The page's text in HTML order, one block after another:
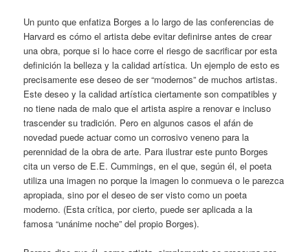
Un punto que enfatiza Borges a lo largo de las conferencias de
Harvard es cómo el artista debe evitar definirse antes de crear
una obra, porque si lo hace corre el riesgo de sacrificar por esta
definición la belleza y la calidad artística. Un ejemplo de esto es
precisamente ese deseo de ser “modernos” de muchos artistas.
Este deseo y la calidad artística ciertamente son compatibles y
no tiene nada de malo que el artista aspire a renovar e incluso
trascender su tradición. Pero en algunos casos el afán de
novedad puede actuar como un corrosivo veneno para la
perennidad de la obra de arte. Para ilustrar este punto Borges
cita un verso de E.E. Cummings, en el que, según él, el poeta
utiliza una imagen no porque la imagen lo conmueva o le parezca
apropiada, sino por el deseo de ser visto como un poeta
moderno. (Esta crítica, por cierto, puede ser aplicada a la
famosa “unánime noche” del propio Borges).